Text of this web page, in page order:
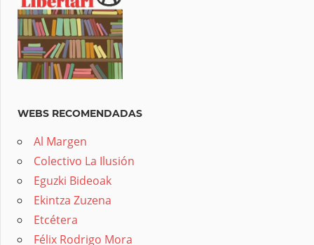
WEBS RECOMENDADAS
Al Margen
Colectivo La Ilusión
Eguzki Bideoak
Ekintza Zuzena
Etcétera
Félix Rodrigo Mora